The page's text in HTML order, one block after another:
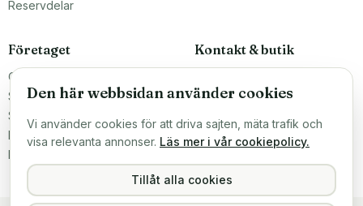
Reservdelar
Företaget
Om oss
Större inköp?
Sälj till oss
Köpvillkor
Integritetspolicy
Kontakt & butik
Malmö, Sverige
ÖPPETTIDER
Mån–Fre 10–16
Hitta hit →
Den här webbsidan använder cookies
Vi använder cookies för att driva sajten, mäta trafik och
visa relevanta annonser. Läs mer i vår cookiepolicy.
Tillåt alla cookies